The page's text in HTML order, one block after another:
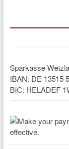
Sparkasse
IBAN: DE 13515
BIC: HELADEF